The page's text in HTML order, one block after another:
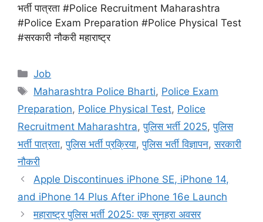
भर्ती पात्रता #Police Recruitment Maharashtra
#Police Exam Preparation #Police Physical Test
#सरकारी नौकरी महाराष्ट्र
Categories
Job
Tags
Maharashtra Police Bharti, Police Exam
Preparation, Police Physical Test, Police
Recruitment Maharashtra,पुलिस भर्ती 2025,पुलिस
भर्ती पात्रता,पुलिस भर्ती प्रक्रिया,पुलिस भर्ती विज्ञापन,सरकारी
नौकरी
Apple Discontinues iPhone SE, iPhone 14,
and iPhone 14 Plus After iPhone 16e Launch
महाराष्ट्र पुलिस भर्ती 2025: एक सुनहरा अवसर